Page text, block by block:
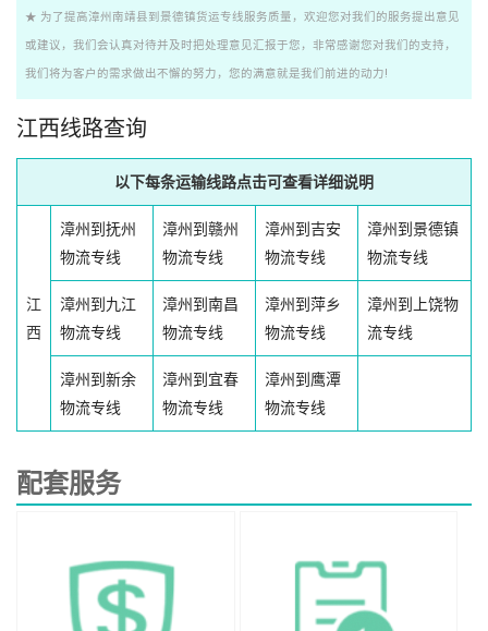
★ 为了提高漳州南靖县到景德镇货运专线服务质量，欢迎您对我们的服务提出意见
或建议，我们会认真对待并及时把处理意见汇报于您，非常感谢您对我们的支持，
我们将为客户的需求做出不懈的努力，您的满意就是我们前进的动力!
江西线路查询
以下每条运输线路点击可查看详细说明
江
西
漳州到抚州
物流专线
漳州到赣州
物流专线
漳州到吉安
物流专线
漳州到景德镇
物流专线
漳州到九江
物流专线
漳州到南昌
物流专线
漳州到萍乡
物流专线
漳州到上饶物
流专线
漳州到新余
物流专线
漳州到宜春
物流专线
漳州到鹰潭
物流专线
配套服务